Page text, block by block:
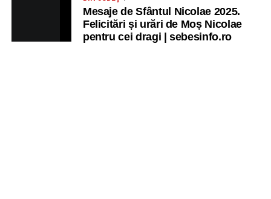
Mesaje de Sfântul Nicolae 2025.
Felicitări și urări de Moș Nicolae
pentru cei dragi | sebesinfo.ro